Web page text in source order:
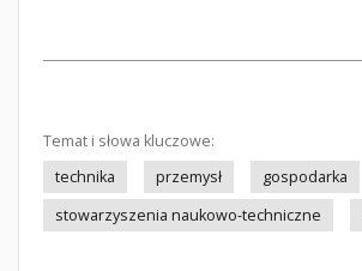
Temat i słowa kluczowe:
technika
przemysł
gospodarka
stowarzyszenia naukowo-techniczne